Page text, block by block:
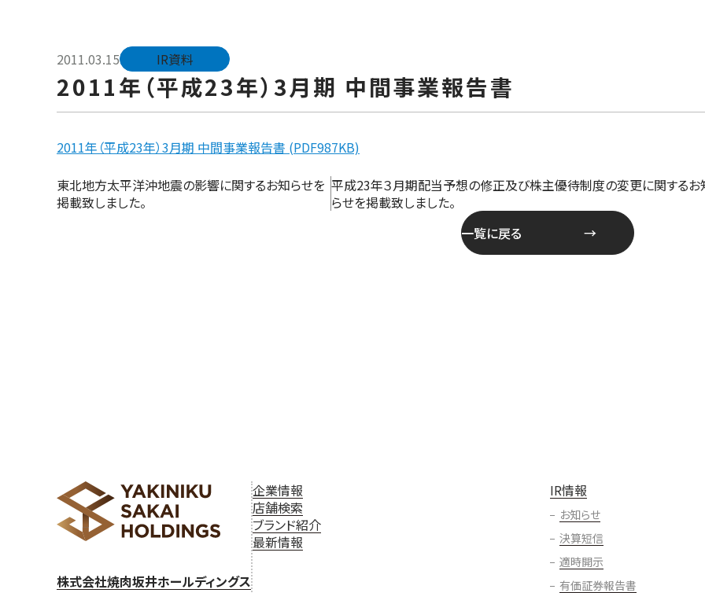
2011.03.15 IR資料
2011年（平成23年）3月期 中間事業報告書
2011年（平成23年）3月期 中間事業報告書 (PDF987KB)
投
稿
東北地方太平洋沖地震の影響に関するお知らせを
掲載致しました。
平成23年３月期配当予想の修正及び株主優待制度の変更に関するお
らせを掲載致しました。
一覧に戻る
株式会社焼肉坂井ホールディングス
企業情報
店舗検索
ブランド紹介
最新情報
IR情報
お知らせ
決算短信
適時開示
有価証券報告書